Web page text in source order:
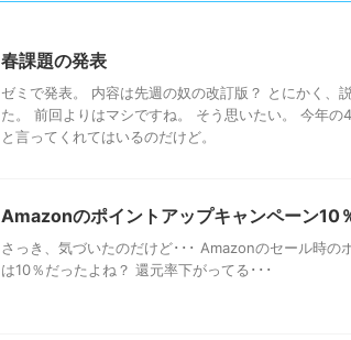
春課題の発表
ゼミで発表。 内容は先週の奴の改訂版？ とにかく、
た。 前回よりはマシですね。 そう思いたい。 今年の
と言ってくれてはいるのだけど。
Amazonのポイントアップキャンペーン10
さっき、気づいたのだけど･･･ Amazonのセール時の
は10％だったよね？ 還元率下がってる･･･